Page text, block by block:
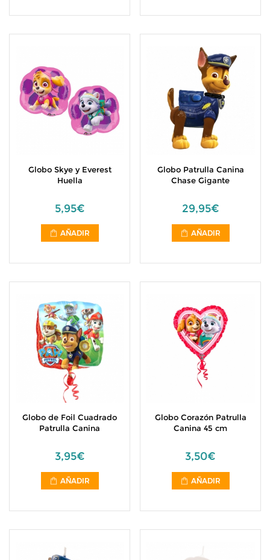
Globo Skye y Everest
Huella
5,95€
AÑADIR
Globo Patrulla Canina
Chase Gigante
29,95€
AÑADIR
Globo de Foil Cuadrado
Patrulla Canina
3,95€
AÑADIR
Globo Corazón Patrulla
Canina 45 cm
3,50€
AÑADIR